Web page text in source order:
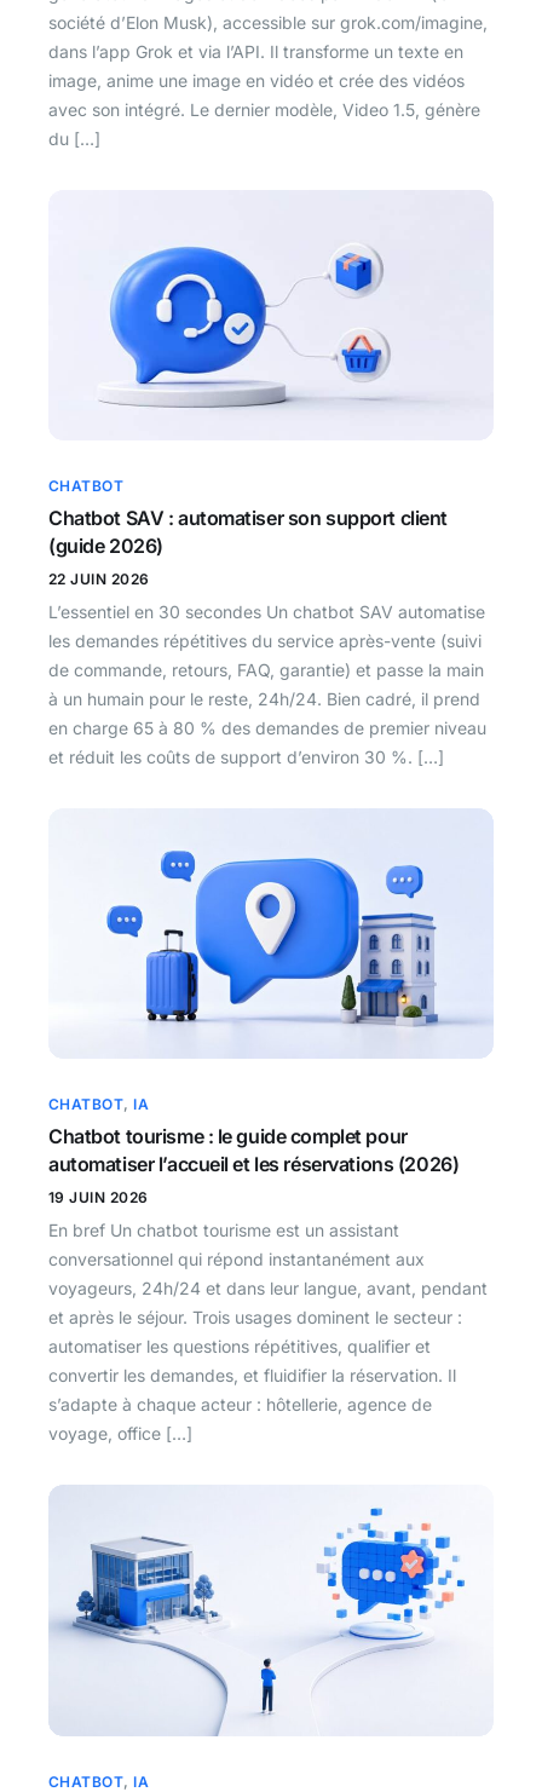
société d’Elon Musk), accessible sur grok.com/imagine,
dans l’app Grok et via l’API. Il transforme un texte en
image, anime une image en vidéo et crée des vidéos
avec son intégré. Le dernier modèle, Video 1.5, génère
du […]
CHATBOT
Chatbot SAV : automatiser son support client
(guide 2026)
22 JUIN 2026
L’essentiel en 30 secondes Un chatbot SAV automatise
les demandes répétitives du service après-vente (suivi
de commande, retours, FAQ, garantie) et passe la main
à un humain pour le reste, 24h/24. Bien cadré, il prend
en charge 65 à 80 % des demandes de premier niveau
et réduit les coûts de support d’environ 30 %. […]
CHATBOT,IA
Chatbot tourisme : le guide complet pour
automatiser l’accueil et les réservations (2026)
19 JUIN 2026
En bref Un chatbot tourisme est un assistant
conversationnel qui répond instantanément aux
voyageurs, 24h/24 et dans leur langue, avant, pendant
et après le séjour. Trois usages dominent le secteur :
automatiser les questions répétitives, qualifier et
convertir les demandes, et fluidifier la réservation. Il
s’adapte à chaque acteur : hôtellerie, agence de
voyage, office […]
CHATBOT,IA